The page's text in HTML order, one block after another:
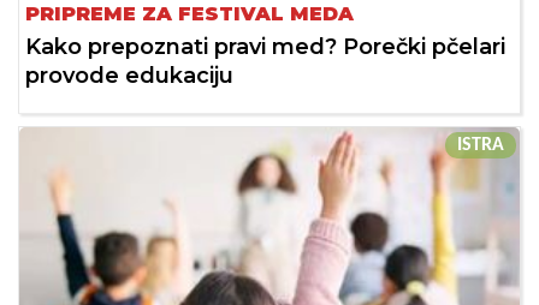
PRIPREME ZA FESTIVAL MEDA
Kako prepoznati pravi med? Porečki pčelari
provode edukaciju
ISTRA